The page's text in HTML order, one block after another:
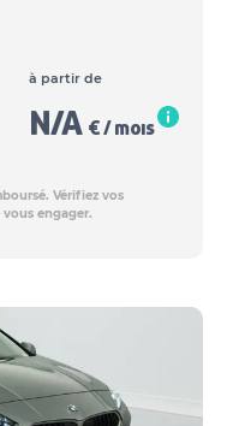
à partir de
N/A € / mois
Vérifiez vos
engager.